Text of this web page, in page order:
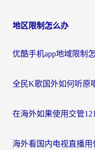
地区限制怎么办